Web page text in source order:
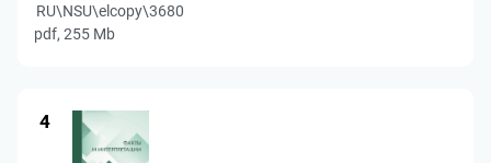
RU\NSU\elcopy\3680
pdf, 255 Mb
4